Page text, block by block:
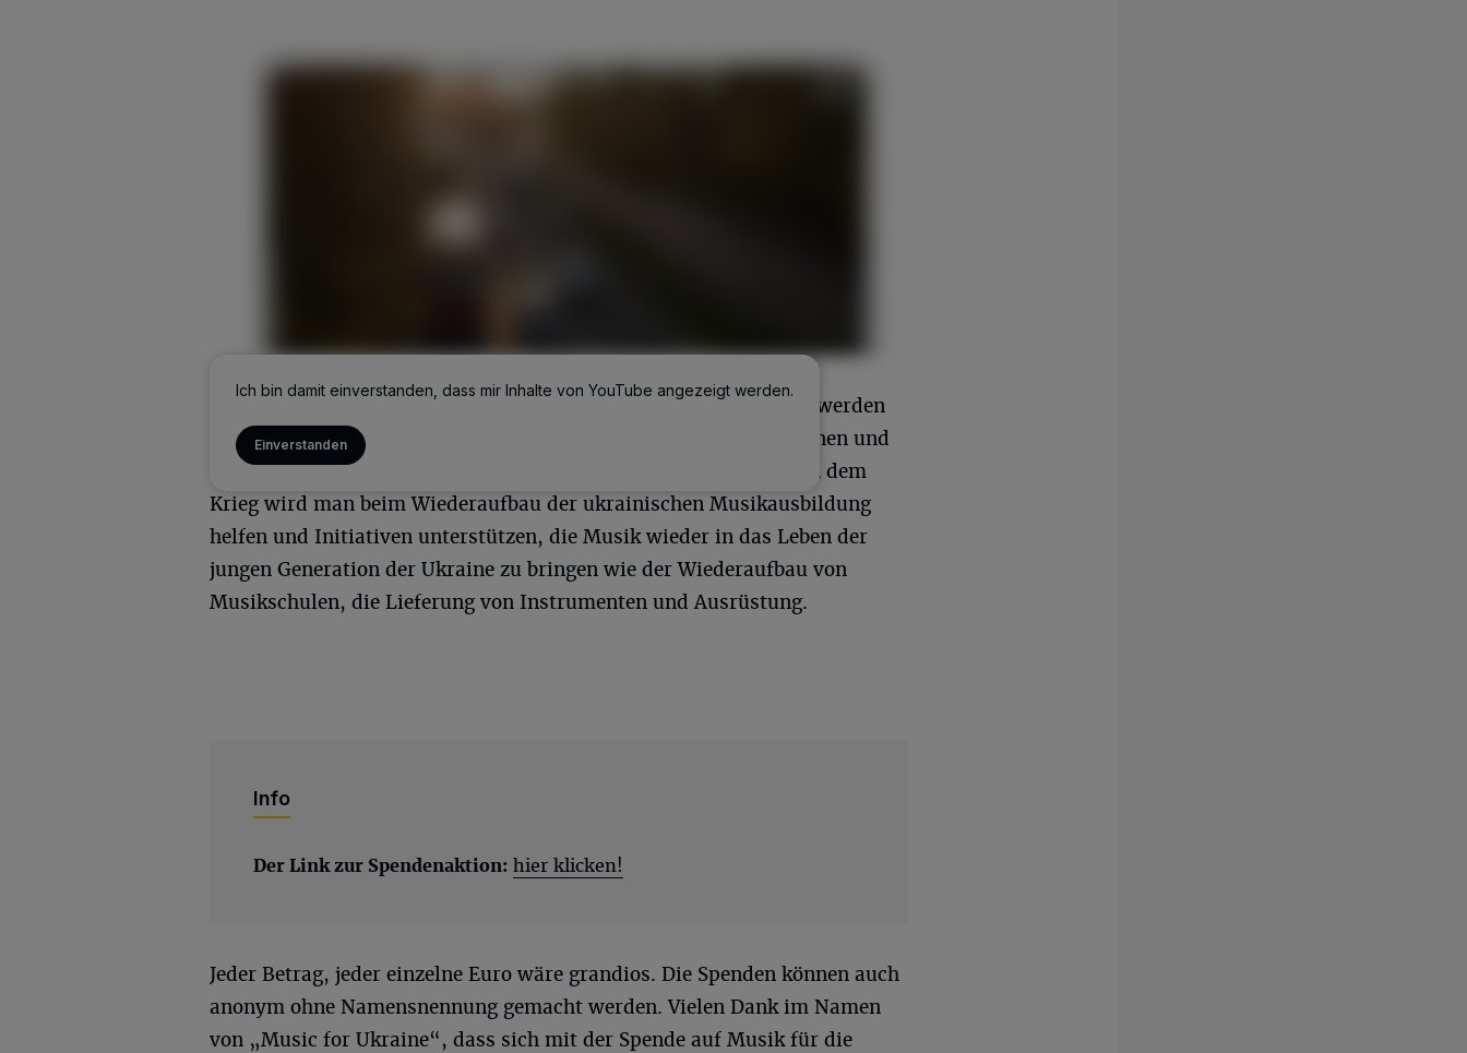
Ich bin damit einverstanden, dass mir Inhalte von YouTube angezeigt werden.
Einverstanden
Mit den Spenden werden zwei Dinge getan: Während des Krieges werden
Initiativen unterstützt, die Musik in das Leben junger Ukrainerinnen und
Ukrainer bringen, die im Ausland Zuflucht suchen mussten. Nach dem
Krieg wird man beim Wiederaufbau der ukrainischen Musikausbildung
helfen und Initiativen unterstützen, die Musik wieder in das Leben der
jungen Generation der Ukraine zu bringen wie der Wiederaufbau von
Musikschulen, die Lieferung von Instrumenten und Ausrüstung.
Info
Der Link zur Spendenaktion: hier klicken!
Jeder Betrag, jeder einzelne Euro wäre grandios. Die Spenden können auch
anonym ohne Namensnennung gemacht werden. Vielen Dank im Namen
von „Music for Ukraine“, dass sich mit der Spende auf Musik für die